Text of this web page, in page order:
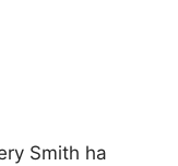
Smith ha